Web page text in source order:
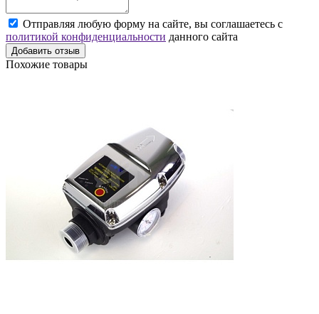
Отправляя любую форму на сайте, вы соглашаетесь с
политикой конфиденциальности данного сайта
Добавить отзыв
Похожие товары